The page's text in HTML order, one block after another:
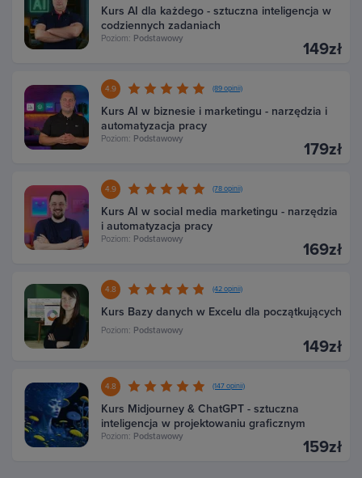
Kurs AI dla każdego - sztuczna inteligencja w
codziennych zadaniach
Poziom: Podstawowy
149zł
4.9 (89 opinii)
Kurs AI w biznesie i marketingu - narzędzia i
automatyzacja pracy
Poziom: Podstawowy
179zł
4.9 (78 opinii)
Kurs AI w social media marketingu - narzędzia
i automatyzacja pracy
Poziom: Podstawowy
169zł
4.8 (42 opinii)
Kurs Bazy danych w Excelu dla początkujących
Poziom: Podstawowy
149zł
4.8 (147 opinii)
Kurs Midjourney & ChatGPT - sztuczna
inteligencja w projektowaniu graficznym
Poziom: Podstawowy
159zł